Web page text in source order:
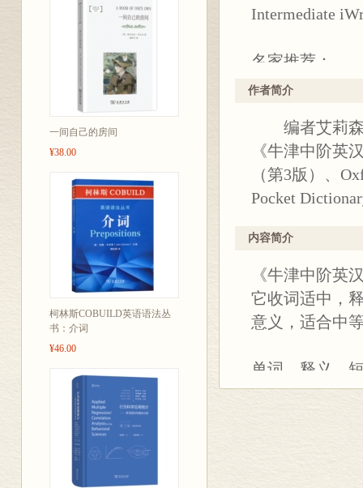
一间自己的房间
¥38.00
柯林斯COBUILD英语语法丛
书：介词
¥46.00
Intermediate
名家推荐：
《牛津中阶英
出、融会贯通
典，教学皆宜
——北京大学
作者简介
编者艾莉森•
《牛津中阶英
（第3版）、
Pocket
内容简介
《牛津中阶英
它收词适中，
意义，适合中
单词、释义、
示例全部英汉